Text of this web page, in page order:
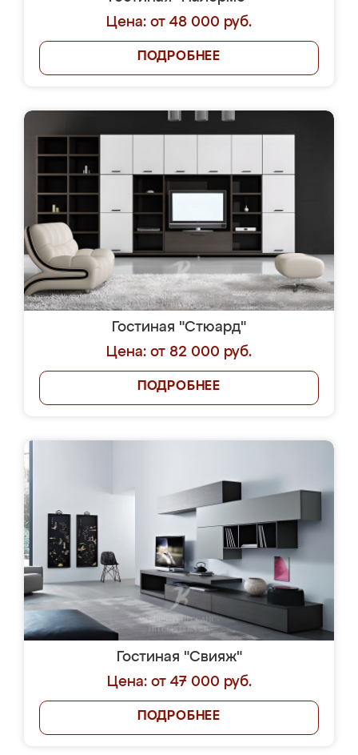
Цена: от 48 000 руб.
ПОДРОБНЕЕ
Гостиная "Стюард"
Цена: от 82 000 руб.
ПОДРОБНЕЕ
Гостиная "Свияж"
Цена: от 47 000 руб.
ПОДРОБНЕЕ